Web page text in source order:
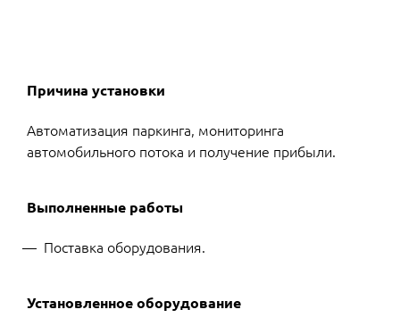
Причина установки
Автоматизация паркинга, мониторинга
автомобильного потока и получение прибыли.
Выполненные работы
Поставка оборудования.
Установленное оборудование